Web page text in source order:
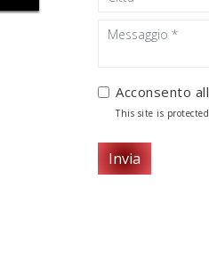
Acconsento
This site is
Invia